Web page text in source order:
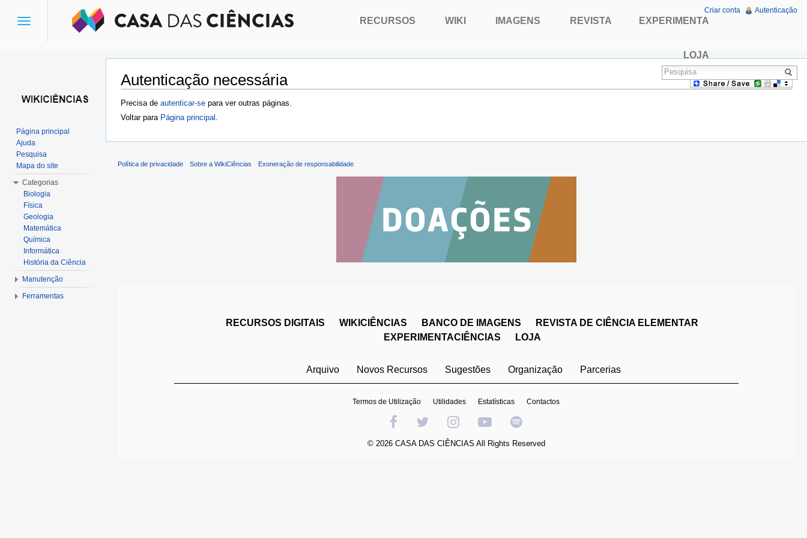
Autenticação necessária
Ir para:navegação,pesquisa
Precisa de autenticar-se para ver outras páginas.
Voltar para Página principal
Toggle
RECURSOS WIKI IMAGENS REVISTA EXPERIMENTA
LOJA
Criar conta Autenticação
Página principal
Ajuda
Pesquisa
Mapa do site
Categorias
Biologia
Física
Geologia
Matemática
Química
Informática
História da Ciência
Manutenção
Ferramentas
Política de privacidade Sobre a WikiCiências Exoneração de responsabilidade
RECURSOS DIGITAIS WIKICIÊNCIAS BANCO DE IMAGENS
REVISTA DE CIÊNCIA ELEMENTAR
EXPERIMENTACIÊNCIAS
LOJA
Arquivo Novos Recursos Sugestões Organização Parcerias
Termos de Utilização Utilidades Estatísticas Contactos
© 2026 CASA DAS CIÊNCIAS All Rights Reserved